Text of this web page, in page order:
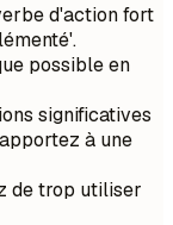
d'action fort
possible en
significatives
à une
de trop utiliser